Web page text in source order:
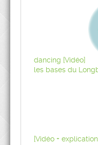
dancing [Vidéo]
les bases du
[Vidéo +